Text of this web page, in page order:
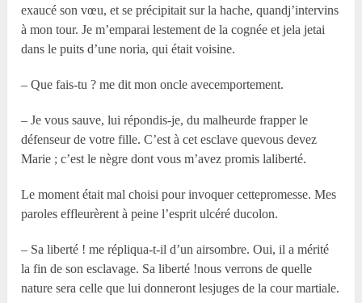
exaucé son vœu, et se précipitait sur la hache, quandj’intervins
à mon tour. Je m’emparai lestement de la cognée et jela jetai
dans le puits d’une noria, qui était voisine.
– Que fais-tu ? me dit mon oncle avecemportement.
– Je vous sauve, lui répondis-je, du malheurde frapper le
défenseur de votre fille. C’est à cet esclave quevous devez
Marie ; c’est le nègre dont vous m’avez promis laliberté.
Le moment était mal choisi pour invoquer cettepromesse. Mes
paroles effleurèrent à peine l’esprit ulcéré ducolon.
– Sa liberté ! me répliqua-t-il d’un airsombre. Oui, il a mérité
la fin de son esclavage. Sa liberté !nous verrons de quelle
nature sera celle que lui donneront lesjuges de la cour martiale.